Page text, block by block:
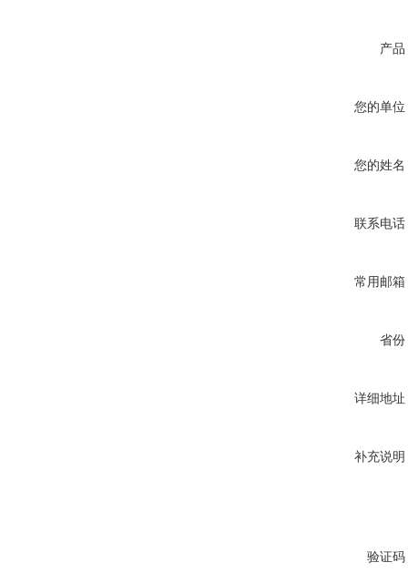
产品
您的单位
您的姓名
联系电话
常用邮箱
省份
详细地址
补充说明
验证码